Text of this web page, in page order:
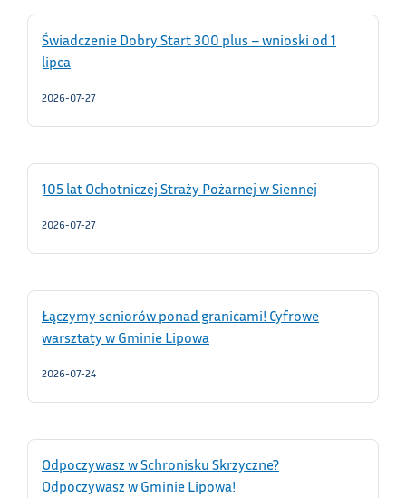
Świadczenie Dobry Start 300 plus – wnioski od 1
lipca
2026-07-27
105 lat Ochotniczej Straży Pożarnej w Siennej
2026-07-27
Łączymy seniorów ponad granicami! Cyfrowe
warsztaty w Gminie Lipowa
2026-07-24
Odpoczywasz w Schronisku Skrzyczne?
Odpoczywasz w Gminie Lipowa!